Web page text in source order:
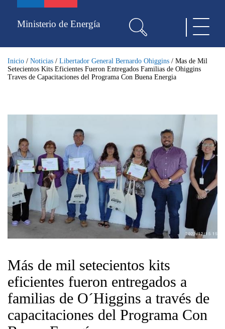
contenidoMinisterio de Energía
Inicio / Noticias / Libertador General Bernardo Ohiggins / Mas de Mil
Setecientos Kits Eficientes Fueron Entregados Familias de Ohiggins
Traves de Capacitaciones del Programa Con Buena Energia
Más de mil setecientos kits
eficientes fueron entregados a
familias de O´Higgins a través de
capacitaciones del Programa Con